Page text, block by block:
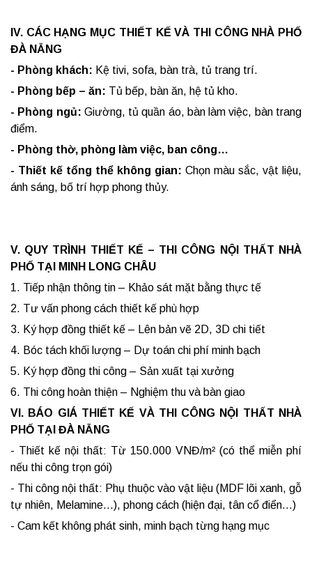
IV. CÁC HẠNG MỤC THIẾT KẾ VÀ THI CÔNG NHÀ PHỐ
ĐÀ NẴNG
- Phòng khách: Kệ tivi, sofa, bàn trà, tủ trang trí.
- Phòng bếp – ăn: Tủ bếp, bàn ăn, hệ tủ kho.
- Phòng ngủ: Giường, tủ quần áo, bàn làm việc, bàn trang
điểm.
- Phòng thờ, phòng làm việc, ban công…
- Thiết kế tổng thể không gian: Chọn màu sắc, vật liệu,
ánh sáng, bố trí hợp phong thủy.
V. QUY TRÌNH THIẾT KẾ – THI CÔNG NỘI THẤT NHÀ
PHỐ TẠI MINH LONG CHÂU
1. Tiếp nhận thông tin – Khảo sát mặt bằng thực tế
2. Tư vấn phong cách thiết kế phù hợp
3. Ký hợp đồng thiết kế – Lên bản vẽ 2D, 3D chi tiết
4. Bóc tách khối lượng – Dự toán chi phí minh bạch
5. Ký hợp đồng thi công – Sản xuất tại xưởng
6. Thi công hoàn thiện – Nghiệm thu và bàn giao
VI. BÁO GIÁ THIẾT KẾ VÀ THI CÔNG NỘI THẤT NHÀ
PHỐ TẠI ĐÀ NẴNG
- Thiết kế nội thất: Từ 150.000 VNĐ/m² (có thể miễn phí
nếu thi công trọn gói)
- Thi công nội thất: Phụ thuộc vào vật liệu (MDF lõi xanh, gỗ
tự nhiên, Melamine...), phong cách (hiện đại, tân cổ điển...)
- Cam kết không phát sinh, minh bạch từng hạng mục